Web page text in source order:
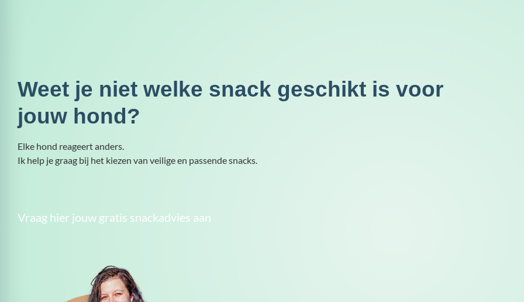
Weet je niet welke snack geschikt is voor
jouw hond?
Elke hond reageert anders.
Ik help je graag bij het kiezen van veilige en passende snacks.
Vraag hier jouw gratis snackadvies aan